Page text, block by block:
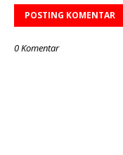
POSTING KOMENTAR
0 Komentar